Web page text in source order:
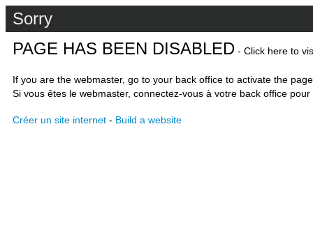
Sorry
PAGE HAS BEEN DISABLED - Click here to
If you are the webmaster, go to your back office to activate the
Si vous êtes le webmaster, connectez-vous à votre back office
Créer un site internet - Build a website